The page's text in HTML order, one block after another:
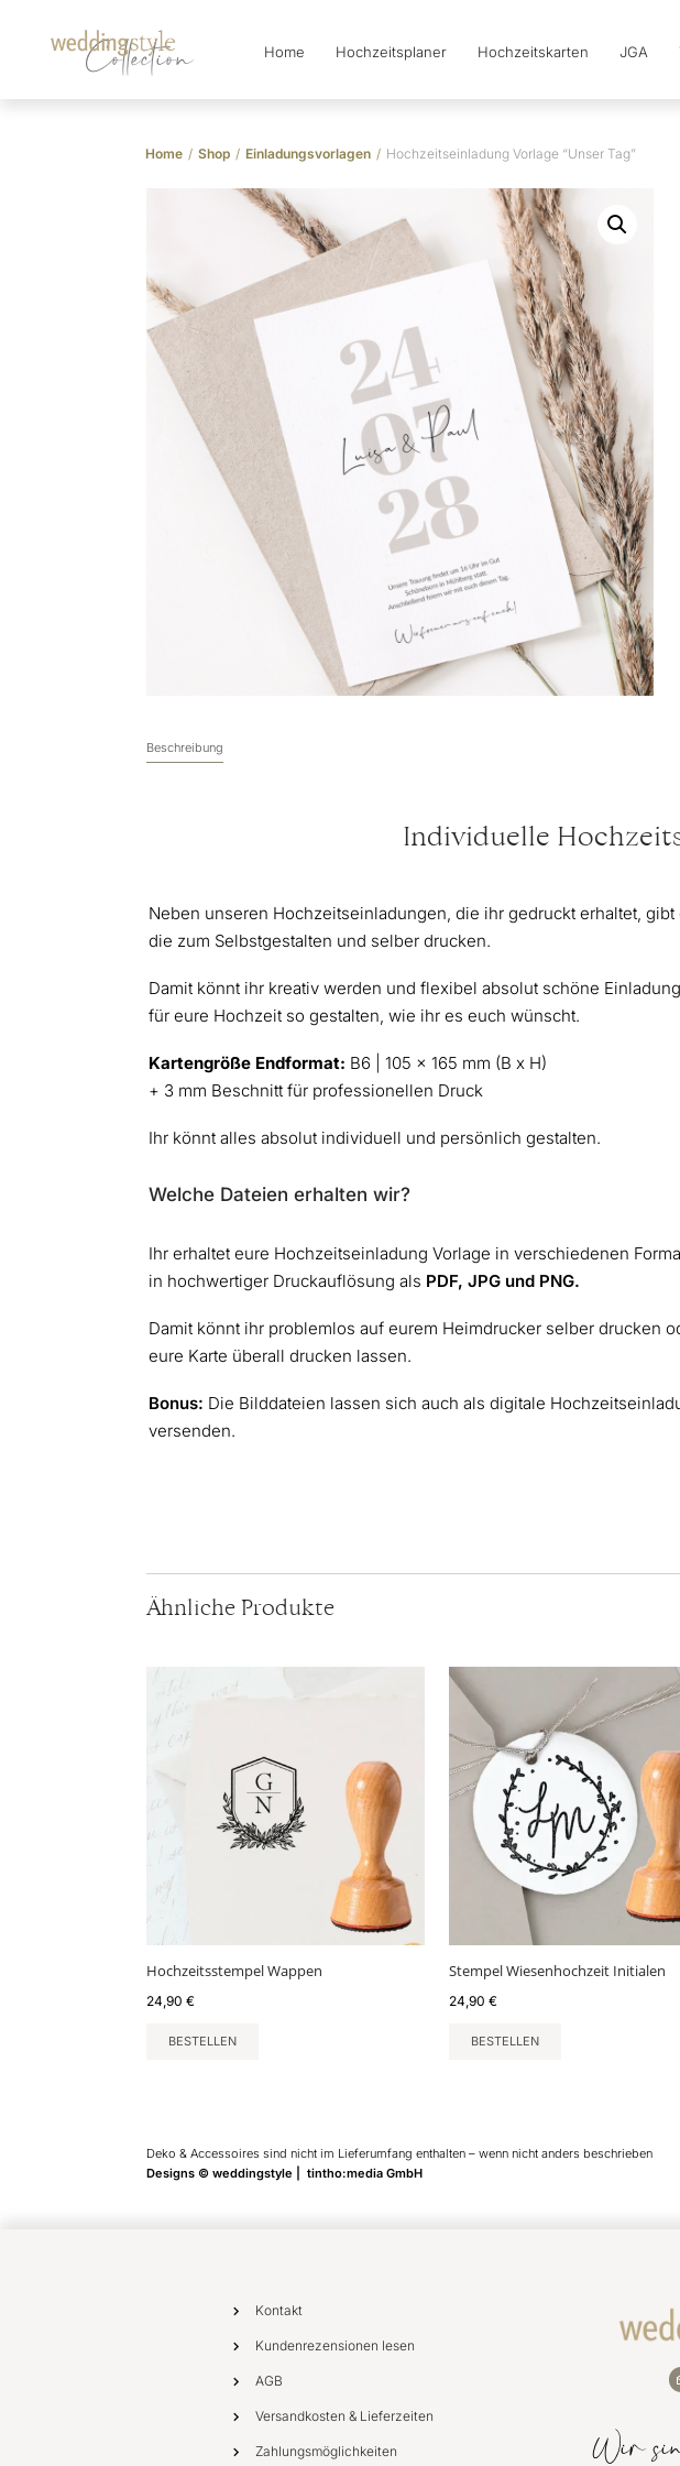
Collection Home Hochzeitsplaner Hochzeitskarten JGA
Home / Shop / Einladungsvorlagen / Hochzeitseinladung Vorlage “Unser Tag”
Beschreibung
Individuelle
Neben unseren Hochzeitseinladungen, die ihr gedruckt erhaltet, gibt
die zum Selbstgestalten und selber drucken.
Damit könnt ihr kreativ werden und flexibel absolut schöne
für eure Hochzeit so gestalten, wie ihr es euch wünscht.
Kartengröße Endformat: B6 | 105 x 165 mm (B x H)
+ 3 mm Beschnitt für professionellen Druck
Ihr könnt alles absolut individuell und persönlich gestalten.
Welche Dateien erhalten wir?
Ihr erhaltet eure Hochzeitseinladung Vorlage in verschiedenen
in hochwertiger Druckauflösung als PDF, JPG und PNG.
Damit könnt ihr problemlos auf eurem Heimdrucker selber drucken
eure Karte überall drucken lassen.
Bonus: Die Bilddateien lassen sich auch als digitale
versenden.
Ähnliche Produkte
Hochzeitsstempel Wappen
24,90 €
BESTELLEN
Stempel Wiesenhochzeit Initialen
24,90 €
BESTELLEN
Deko & Accessoires sind nicht im Lieferumfang enthalten – wenn nicht anders beschrieben
Designs © weddingstyle | tintho:media GmbH
Kontakt
Kundenrezensionen lesen
AGB
Versandkosten & Lieferzeiten
Zahlungsmöglichkeiten Wir